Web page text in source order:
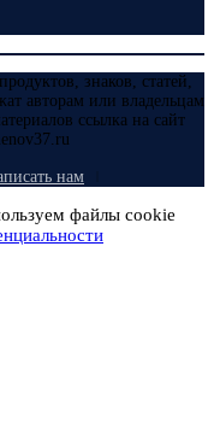
знаков, статей,
авторам или владельцам
ссылка на сайт
нам
файлы cookie